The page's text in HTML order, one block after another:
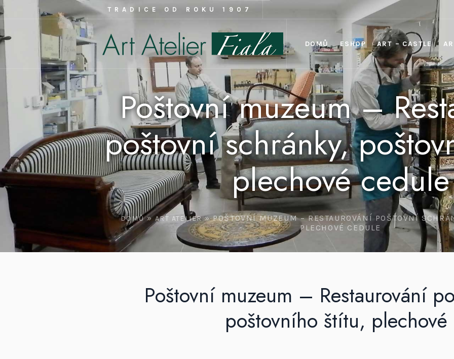
TRADICE OD ROKU 1907
DOMŮ ESHOP ART – CASTLE
Poštovní muzeum –
poštovní schránky,
plechové cedule
DOMŮ»ART ATELIER»POŠTOVNÍ MUZEUM – RESTAUROVÁNÍ POŠTOVNÍ
PLECHOVÉ CEDULE
Poštovní muzeum – Restaurování
poštovního štítu,